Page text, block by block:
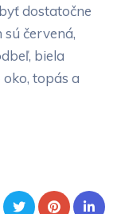
dostatočne
červená,
biela
topás a